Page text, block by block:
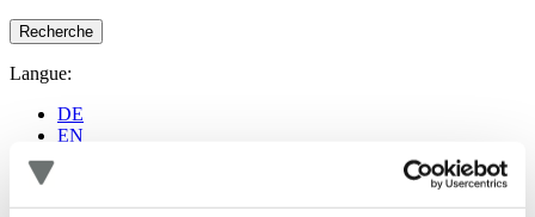
Recherche
Langue:
DE
EN